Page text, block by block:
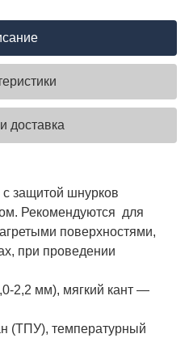
доставка
защитой шнурков
Рекомендуются для
поверхностями,
при проведении
2,2 мм), мягкий кант —
(ТПУ), температурный